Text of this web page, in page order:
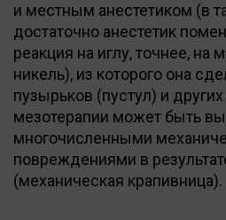
и местным анестетиком (в
достаточно анестетик
реакция на иглу, точнее, на
никель), из которого она
пузырьков (пустул) и
мезотерапии может быть
многочисленными
повреждениями в
(механическая крапивница).